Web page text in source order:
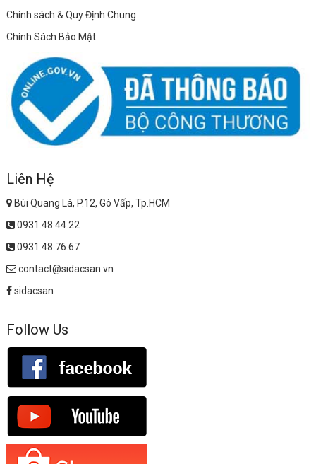
Chính sách & Quy Định Chung
Chính Sách Bảo Mật
Liên Hệ
Bùi Quang Là, P.12, Gò Vấp, Tp.HCM
0931.48.44.22
0931.48.76.67
contact@sidacsan.vn
sidacsan
Follow Us